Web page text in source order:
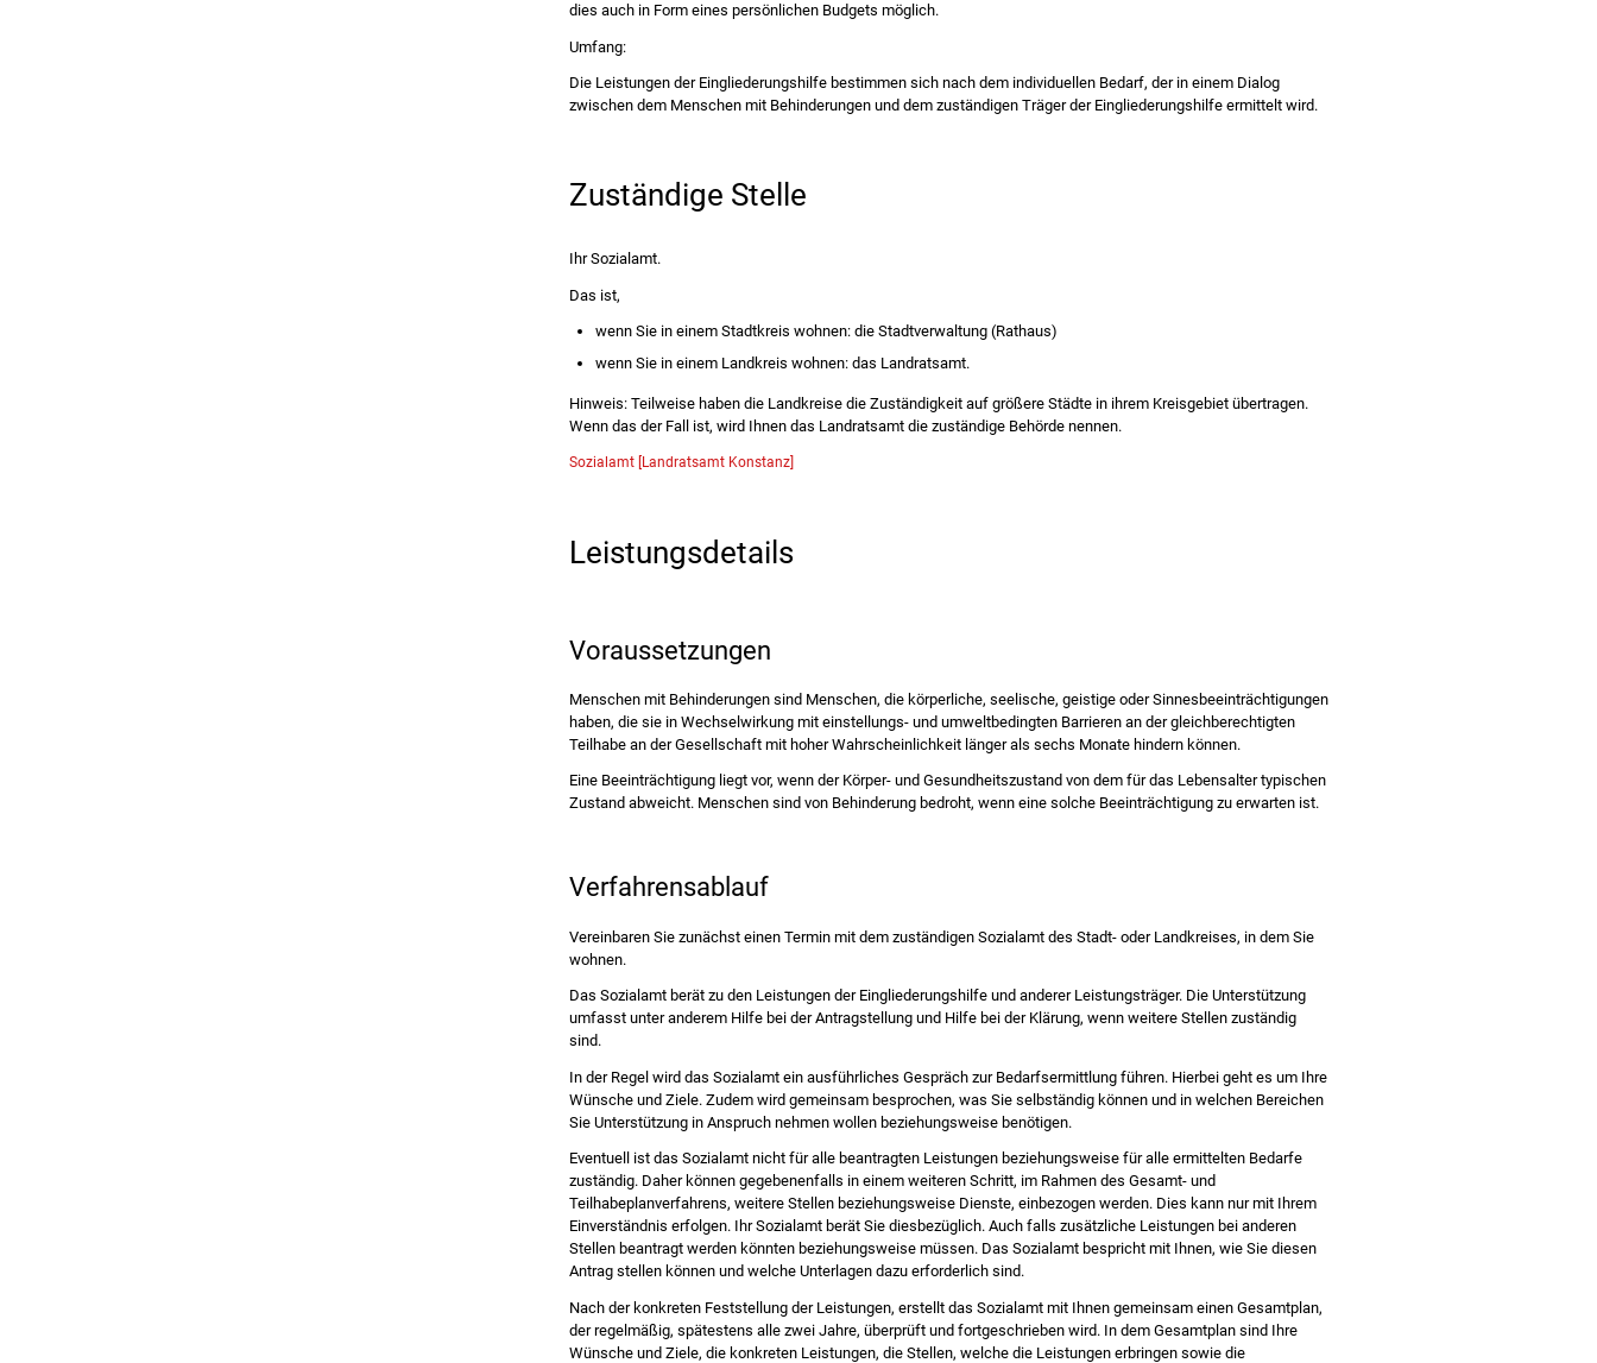
dies auch in Form eines persönlichen Budgets möglich.
Umfang:
Die Leistungen der Eingliederungshilfe bestimmen sich nach dem individuellen Bedarf, der in einem Dialog
zwischen dem Menschen mit Behinderungen und dem zuständigen Träger der Eingliederungshilfe ermittelt wird.
Zuständige Stelle
Ihr Sozialamt.
Das ist,
wenn Sie in einem Stadtkreis wohnen: die Stadtverwaltung (Rathaus)
wenn Sie in einem Landkreis wohnen: das Landratsamt.
Hinweis: Teilweise haben die Landkreise die Zuständigkeit auf größere Städte in ihrem Kreisgebiet übertragen.
Wenn das der Fall ist, wird Ihnen das Landratsamt die zuständige Behörde nennen.
Sozialamt [Landratsamt Konstanz]
Leistungsdetails
Voraussetzungen
Menschen mit Behinderungen sind Menschen, die körperliche, seelische, geistige oder Sinnesbeeinträchtigungen
haben, die sie in Wechselwirkung mit einstellungs- und umweltbedingten Barrieren an der gleichberechtigten
Teilhabe an der Gesellschaft mit hoher Wahrscheinlichkeit länger als sechs Monate hindern können.
Eine Beeinträchtigung liegt vor, wenn der Körper- und Gesundheitszustand von dem für das Lebensalter typischen
Zustand abweicht. Menschen sind von Behinderung bedroht, wenn eine solche Beeinträchtigung zu erwarten ist.
Verfahrensablauf
Vereinbaren Sie zunächst einen Termin mit dem zuständigen Sozialamt des Stadt- oder Landkreises, in dem Sie
wohnen.
Das Sozialamt berät zu den Leistungen der Eingliederungshilfe und anderer Leistungsträger. Die Unterstützung
umfasst unter anderem Hilfe bei der Antragstellung und Hilfe bei der Klärung, wenn weitere Stellen zuständig
sind.
In der Regel wird das Sozialamt ein ausführliches Gespräch zur Bedarfsermittlung führen. Hierbei geht es um Ihre
Wünsche und Ziele. Zudem wird gemeinsam besprochen, was Sie selbständig können und in welchen Bereichen
Sie Unterstützung in Anspruch nehmen wollen beziehungsweise benötigen.
Eventuell ist das Sozialamt nicht für alle beantragten Leistungen beziehungsweise für alle ermittelten Bedarfe
zuständig. Daher können gegebenenfalls in einem weiteren Schritt, im Rahmen des Gesamt- und
Teilhabeplanverfahrens, weitere Stellen beziehungsweise Dienste, einbezogen werden. Dies kann nur mit Ihrem
Einverständnis erfolgen. Ihr Sozialamt berät Sie diesbezüglich. Auch falls zusätzliche Leistungen bei anderen
Stellen beantragt werden könnten beziehungsweise müssen. Das Sozialamt bespricht mit Ihnen, wie Sie diesen
Antrag stellen können und welche Unterlagen dazu erforderlich sind.
Nach der konkreten Feststellung der Leistungen, erstellt das Sozialamt mit Ihnen gemeinsam einen Gesamtplan,
der regelmäßig, spätestens alle zwei Jahre, überprüft und fortgeschrieben wird. In dem Gesamtplan sind Ihre
Wünsche und Ziele, die konkreten Leistungen, die Stellen, welche die Leistungen erbringen sowie die